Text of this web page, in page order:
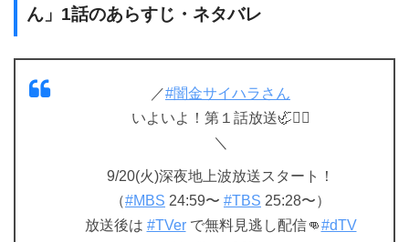
ん」1話のあらすじ・ネタバレ
／#闇金サイハラさん
いよいよ！第１話放送🦏❤️‍🔥
＼
9/20(火)深夜地上波放送スタート！
（#MBS 24:59〜 #TBS 25:28〜）
放送後は #TVerで無料見逃し配信👊#dTV